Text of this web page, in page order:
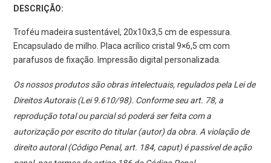
DESCRIÇÃO:
Troféu madeira sustentável, 20x10x3,5 cm de espessura.
Encapsulado de milho. Placa acrílico cristal 9×6,5 cm com
parafusos de fixação. Impressão digital personalizada.
Os nossos produtos são obras intelectuais, regulados pela Lei de
Direitos Autorais (Lei 9.610/98). Conforme seu art. 78, a
reprodução total ou parcial só poderá ser feita com a
autorização por escrito do titular (autor) da obra. A violação de
direito autoral (Código Penal, art. 184, caput) é passível de ação